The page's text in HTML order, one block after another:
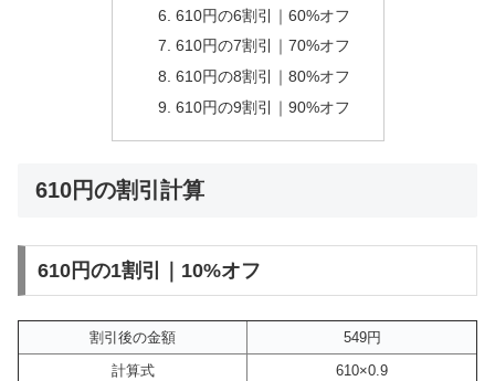
610円の6割引｜60%オフ
610円の7割引｜70%オフ
610円の8割引｜80%オフ
610円の9割引｜90%オフ
610円の割引計算
610円の1割引｜10%オフ
割引後の金額
549円
計算式
610×0.9